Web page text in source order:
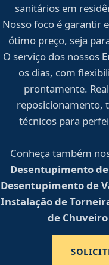
sanitários em
Nosso foco é garantir
ótimo preço, seja
O serviço dos nossos
os dias, com
prontamente.
reposicionamento,
técnicos para
Conheça também
Desentupimento
Desentupimento de
Instalação de
de Chuveiro